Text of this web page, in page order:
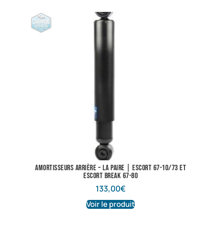
Amortisseurs arrière – La paire | Escort 67-10/73 et
Escort break 67-80
133,00€
Voir le produit